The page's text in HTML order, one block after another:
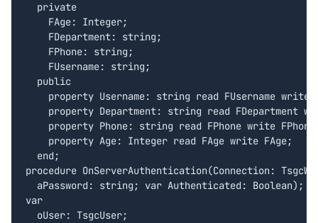
  private
    FAge: Integer;
    FDepartment: string;
    FPhone: string;
    FUsername: string;
  public
property Username: string read FUsername write
property Department: string read FDepartment
property Phone: string read FPhone write
    property Age: Integer read FAge write FAge;
  end;
procedure OnServerAuthentication(Connection:
  aPassword: string; var Authenticated: Boolean);
var
  oUser: TsgcUser;